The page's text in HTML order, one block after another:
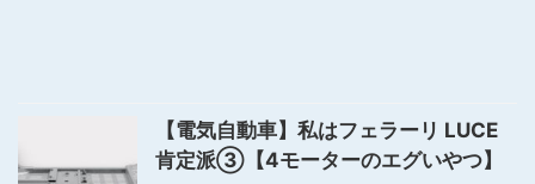
【電気自動車】私はフェラーリ LUCE
肯定派③【4モーターのエグいやつ】